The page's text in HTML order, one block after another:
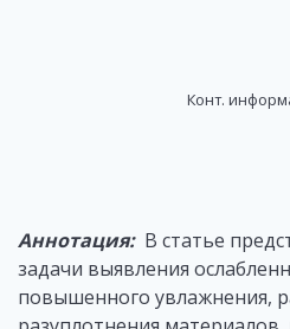
Конт.
Аннотация:В статье
задачи выявления
повышенного увлажнения,